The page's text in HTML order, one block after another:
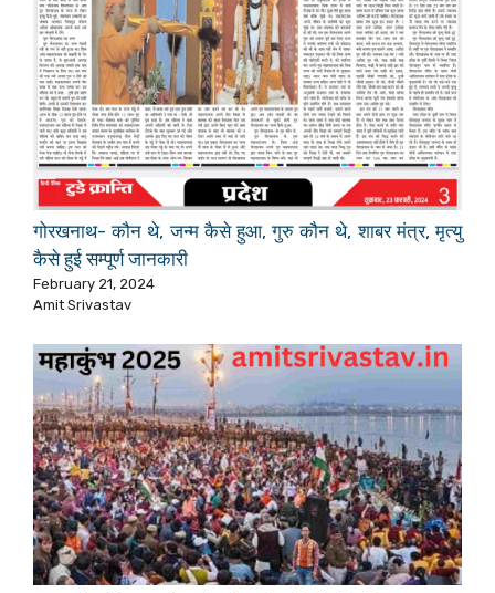
गोरखनाथ- कौन थे, जन्म कैसे हुआ, गुरु कौन थे, शाबर मंत्र, मृत्यु
कैसे हुई सम्पूर्ण जानकारी
February 21, 2024
Amit Srivastav